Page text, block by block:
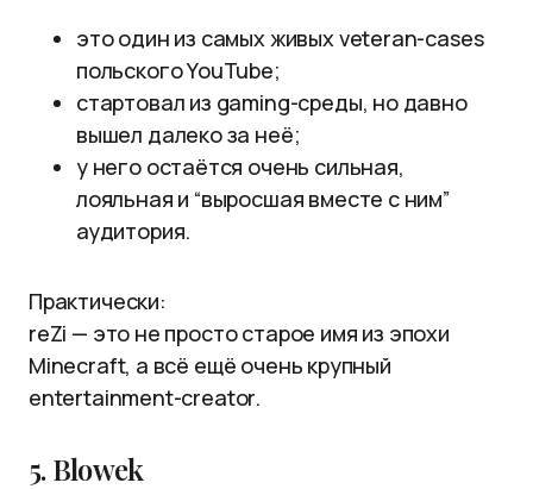
это один из самых живых veteran-cases
польского YouTube;
стартовал из gaming-среды, но давно
вышел далеко за неё;
у него остаётся очень сильная,
лояльная и “выросшая вместе с ним”
аудитория.
Практически:
reZi — это не просто старое имя из эпохи
Minecraft, а всё ещё очень крупный
entertainment-creator.
5. Blowek